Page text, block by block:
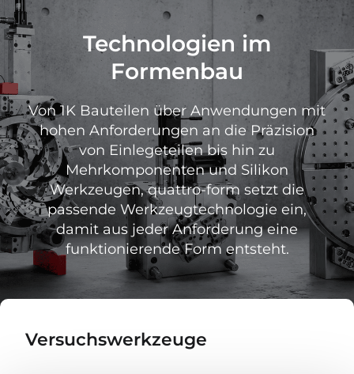
Technologien im
Formenbau
Von 1K Bauteilen über Anwendungen mit
hohen Anforderungen an die Präzision
von Einlegeteilen bis hin zu
Mehrkomponenten und Silikon
Werkzeugen, quattro-form setzt die
passende Werkzeugtechnologie ein,
damit aus jeder Anforderung eine
funktionierende Form entsteht.
Versuchswerkzeuge